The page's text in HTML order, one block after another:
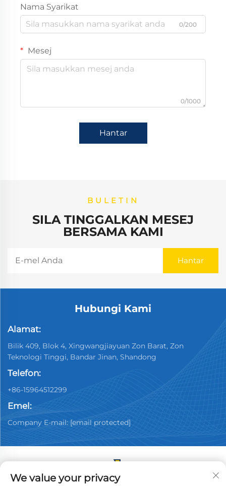
Nama Syarikat
0/200
Mesej
0/1000
Hantar
BULETIN
SILA TINGGALKAN MESEJ
BERSAMA KAMI
Hubungi Kami
Alamat:
Bilik 409, Blok 4, Xingwangjiayuan Zon Barat, Zon
Teknologi Tinggi, Bandar Jinan, Shandong
Telefon:
+86-15964512299
Emel:
Company E-mail: [email protected]
We value your privacy